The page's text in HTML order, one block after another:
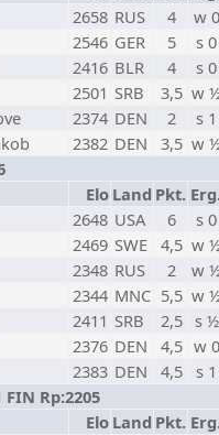
2658 RUS 4
w 0
2546 GER 5
s 0
2416 BLR 4
s 0
2501 SRB 3,5 w
2374 DEN 2
s 1
2382 DEN 3,5 w
Elo Land Pkt.
2648 USA 6
s 0
2469 SWE 4,5 w
2348 RUS 2
w
2344 MNC 5,5 w
2411 SRB 2,5
s ½
2376 DEN 4,5 w 0
2383 DEN 4,5
s 1
Rp:2205
Elo Land Pkt.